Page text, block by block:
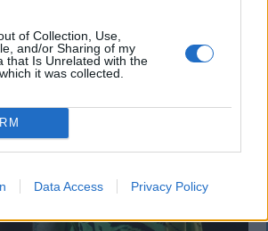
of Collection, Use,
and/or Sharing of my
that Is Unrelated with the
it was collected.
Data Access Privacy Policy